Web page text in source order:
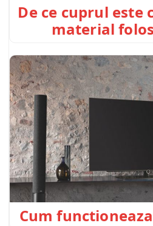
De ce cuprul este
material
Cum